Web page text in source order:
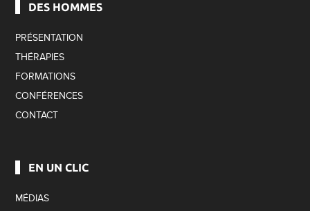
DES HOMMES
PRÉSENTATION
THÉRAPIES
FORMATIONS
CONFÉRENCES
CONTACT
EN UN CLIC
MÉDIAS